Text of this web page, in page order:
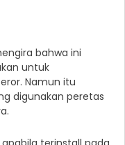
bahwa ini
untuk
Namun itu
digunakan peretas